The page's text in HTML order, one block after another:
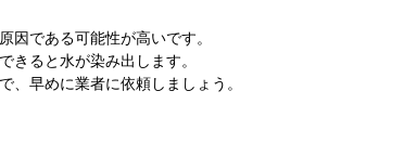
因である可能性が高いです。
きると水が染み出します。
、早めに業者に依頼しましょう。